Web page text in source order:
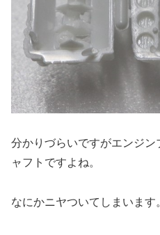
分かりづらいですがエンジ
ャフトですよね。
なにかニヤついてしまいます